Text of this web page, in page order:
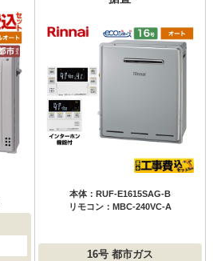
本体：RUF-E1615SAG-B
リモコン：MBC-240VC-A
16号都市ガス